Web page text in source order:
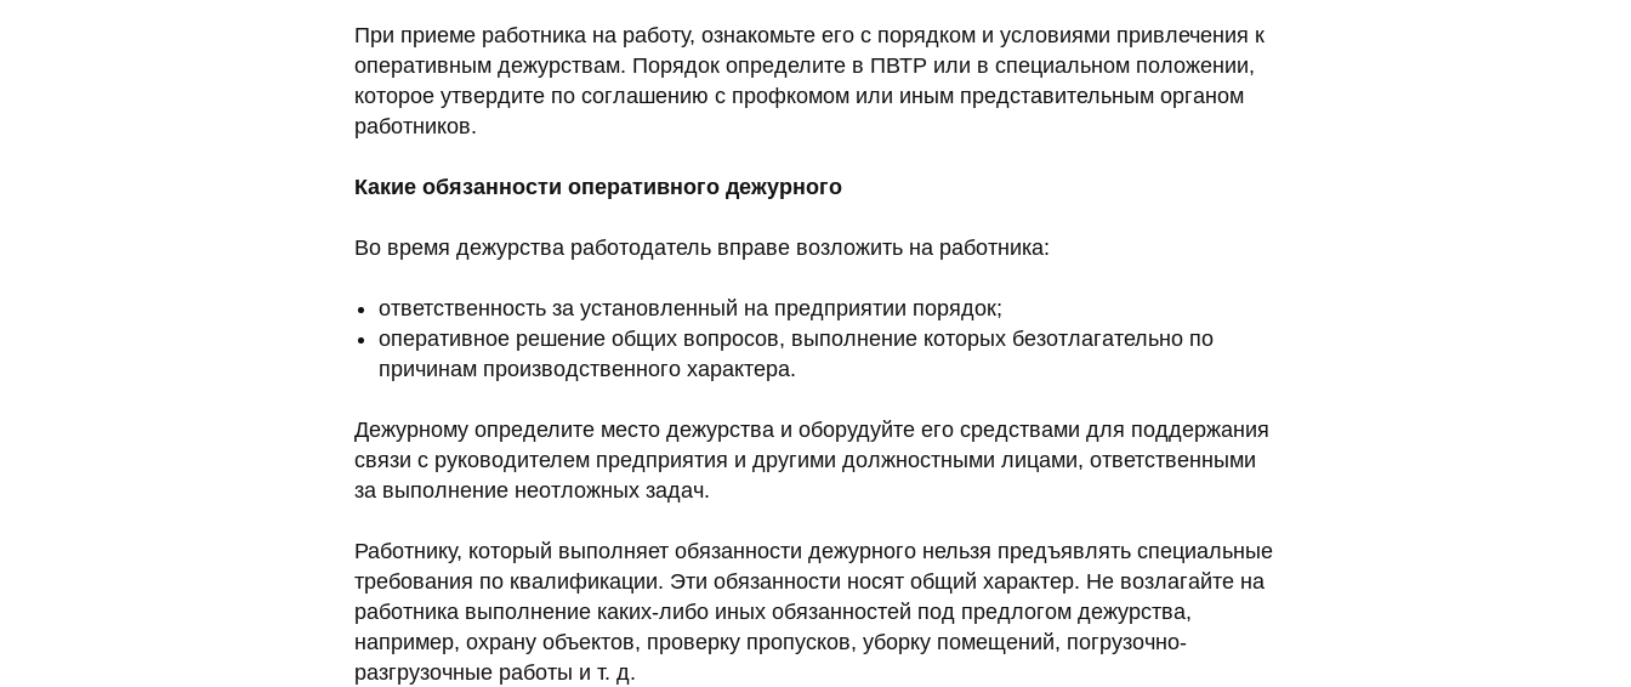
При приеме работника на работу, ознакомьте его с порядком и условиями привлечения к
оперативным дежурствам. Порядок определите в ПВТР или в специальном положении,
которое утвердите по соглашению с профкомом или иным представительным органом
работников.
Какие обязанности оперативного дежурного
Во время дежурства работодатель вправе возложить на работника:
ответственность за установленный на предприятии порядок;
оперативное решение общих вопросов, выполнение которых безотлагательно по
причинам производственного характера.
Дежурному определите место дежурства и оборудуйте его средствами для поддержания
связи с руководителем предприятия и другими должностными лицами, ответственными
за выполнение неотложных задач.
Работнику, который выполняет обязанности дежурного нельзя предъявлять специальные
требования по квалификации. Эти обязанности носят общий характер. Не возлагайте на
работника выполнение каких-либо иных обязанностей под предлогом дежурства,
например, охрану объектов, проверку пропусков, уборку помещений, погрузочно-
разгрузочные работы и т. д.